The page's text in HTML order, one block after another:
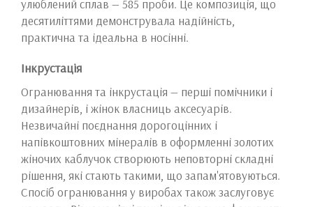
улюблений сплав — 585 проби. Це композиція, що
десятиліттями демонструвала надійність,
практична та ідеальна в носінні.
Інкрустація
Огранювання та інкрустація — перші помічники і
дизайнерів, і жінок власниць аксесуарів.
Незвичайні поєднання дорогоцінних і
напівкоштовних мінералів в оформленні золотих
жіночих каблучок створюють неповторні складні
рішення, які стають такими, що запам'ятовуються.
Спосіб огранювання у виробах також заслуговує